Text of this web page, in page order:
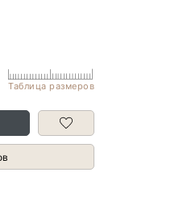
Таблица размеров